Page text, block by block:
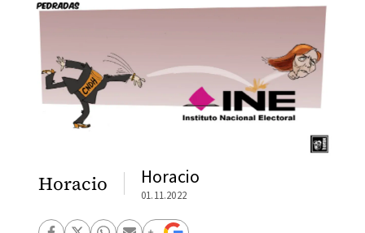
Horacio Horacio
01.11.2022